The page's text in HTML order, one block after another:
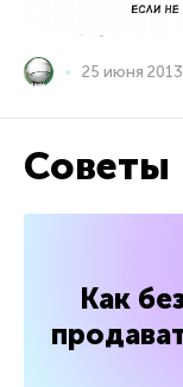
25 июня 2013
Советы
Как